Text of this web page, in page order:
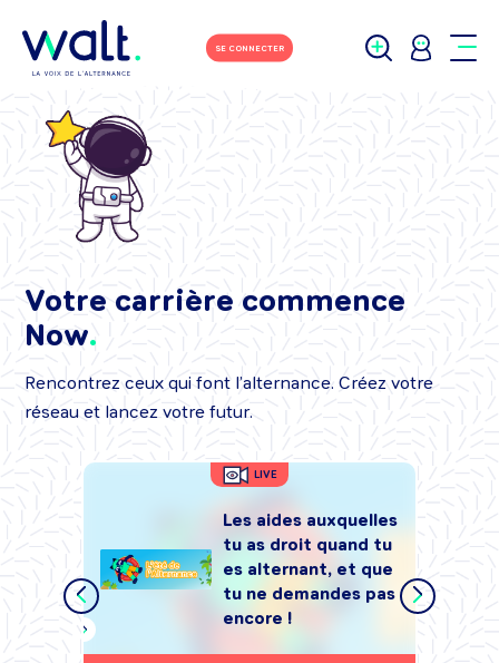
SE CONNECTER
Votre carrière commence
Now
Rencontrez ceux qui font l’alternance. Créez votre
réseau et lancez votre futur.
LIVE
Les aides auxquelles
tu as droit quand tu
es alternant, et que
tu ne demandes pas
encore !